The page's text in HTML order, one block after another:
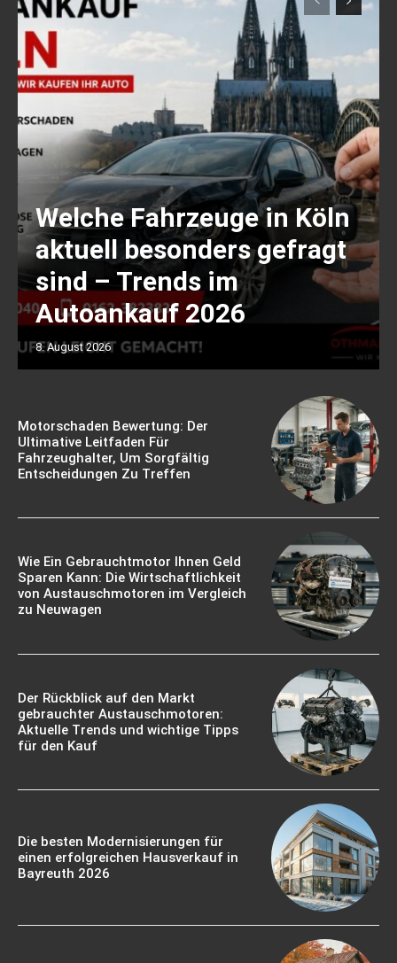
Welche Fahrzeuge in Köln
aktuell besonders gefragt
sind – Trends im
Autoankauf 2026
8. August 2026
Motorschaden Bewertung: Der
Ultimative Leitfaden Für
Fahrzeughalter, Um Sorgfältig
Entscheidungen Zu Treffen
Wie Ein Gebrauchtmotor Ihnen Geld
Sparen Kann: Die Wirtschaftlichkeit
von Austauschmotoren im Vergleich
zu Neuwagen
Der Rückblick auf den Markt
gebrauchter Austauschmotoren:
Aktuelle Trends und wichtige Tipps
für den Kauf
Die besten Modernisierungen für
einen erfolgreichen Hausverkauf in
Bayreuth 2026